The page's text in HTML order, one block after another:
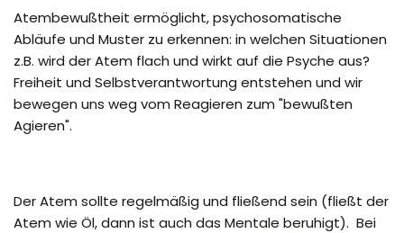
Atembewußtheit ermöglicht, psychosomatische
Abläufe und Muster zu erkennen: in welchen Situationen
z.B. wird der Atem flach und wirkt auf die Psyche aus?
Freiheit und Selbstverantwortung entstehen und wir
bewegen uns weg vom Reagieren zum "bewußten
Agieren".
Der Atem sollte regelmäßig und fließend sein (fließt der
Atem wie Öl, dann ist auch das Mentale beruhigt). Bei